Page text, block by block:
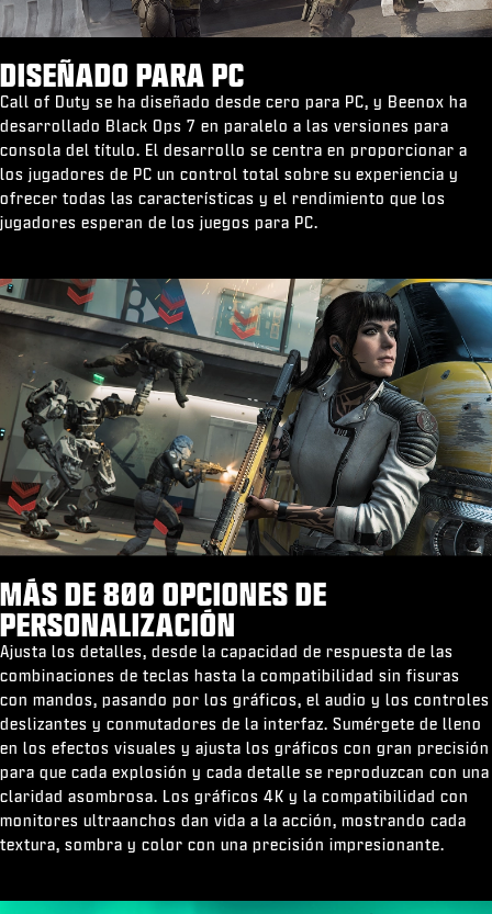
DISEÑADO PARA PC
Call of Duty se ha diseñado desde cero para PC, y Beenox ha
desarrollado Black Ops 7 en paralelo a las versiones para
consola del título. El desarrollo se centra en proporcionar a
los jugadores de PC un control total sobre su experiencia y
ofrecer todas las características y el rendimiento que los
jugadores esperan de los juegos para PC.
MÁS DE 800 OPCIONES DE
PERSONALIZACIÓN
Ajusta los detalles, desde la capacidad de respuesta de las
combinaciones de teclas hasta la compatibilidad sin fisuras
con mandos, pasando por los gráficos, el audio y los controles
deslizantes y conmutadores de la interfaz. Sumérgete de lleno
en los efectos visuales y ajusta los gráficos con gran precisión
para que cada explosión y cada detalle se reproduzcan con una
claridad asombrosa. Los gráficos 4K y la compatibilidad con
monitores ultraanchos dan vida a la acción, mostrando cada
textura, sombra y color con una precisión impresionante.